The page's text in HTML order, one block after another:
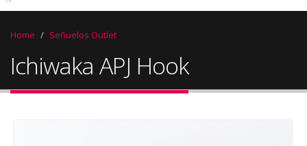
Home Señuelos Outlet
Ichiwaka APJ Hook